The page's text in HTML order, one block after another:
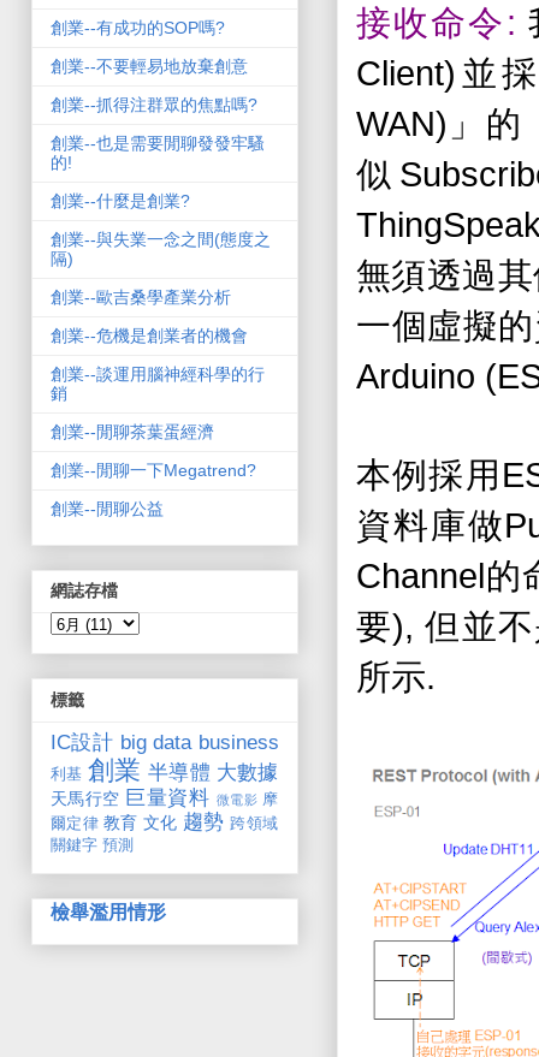
接收命令:
Client) 並
WAN) 」的
似
無須透過
一個虛擬
Arduino
本例採用
資料庫做
Channel的
要),但並
所示.
創業--有成功的SOP嗎?
創業--不要輕易地放棄創意
創業--抓得注群眾的焦點嗎?
創業--也是需要閒聊發發牢騷
的!
創業--什麼是創業?
創業--與失業一念之間(態度之
隔)
創業--歐吉桑學產業分析
創業--危機是創業者的機會
創業--談運用腦神經科學的行
銷
創業--閒聊茶葉蛋經濟
創業--閒聊一下Megatrend?
創業--閒聊公益
網誌存檔
標籤
IC設計 big data business
利基 創業 半導體 大數據
天馬行空 巨量資料 微電影 摩
爾定律 教育 文化 趨勢 跨領域
關鍵字 預測
檢舉濫用情形